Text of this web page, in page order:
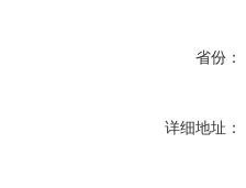
省份：
详细地址：